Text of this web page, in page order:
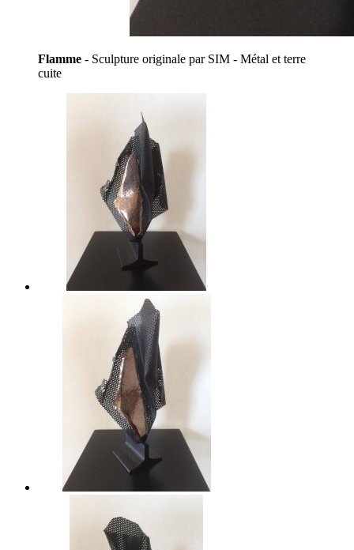
Flamme - Sculpture originale par SIM - Métal et terre
cuite